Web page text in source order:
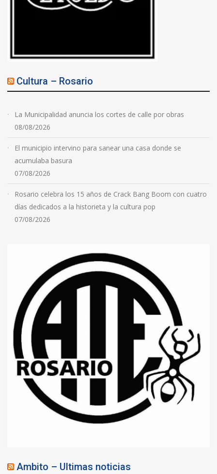
Cultura – Rosario
La Municipalidad anuncia los cortes de calle por obras
08/08/2026
El municipio intervino para sanear una casa donde se
acumulaba basura
07/08/2026
Rosario celebra los 15 años de Crack Bang Boom con cuatro
días dedicados a la historieta y la cultura pop
07/08/2026
Ambito – Ultimas noticias